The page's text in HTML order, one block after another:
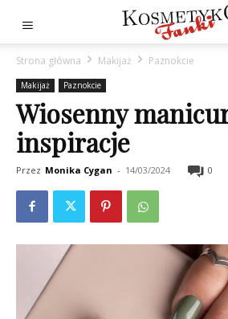
Strona główna Makijaż Paznokcie
Makijaż Paznokcie
Wiosenny
inspiracje
Przez Monika Cygan - 14/03/2024 0